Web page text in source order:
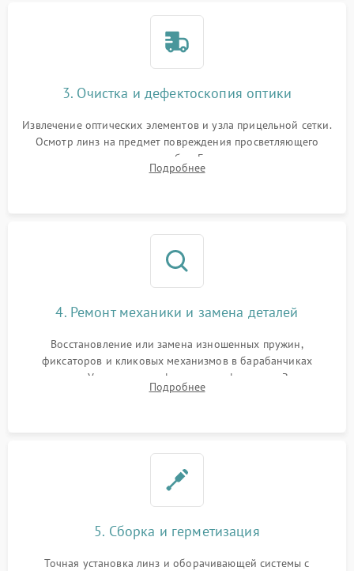
3. Очистка и дефектоскопия оптики
Извлечение оптических элементов и узла прицельной сетки.
Осмотр линз на предмет повреждения просветляющего
покрытия или появления грибка. Бережная очистка стекол
спецрастворами. Проверка целостности гравированной
Подробнее
4. Ремонт механики и замена деталей
Восстановление или замена изношенных пружин,
фиксаторов и кликовых механизмов в барабанчиках
поправок. Устранение люфтов в трансфокаторе. Замена
поврежденных линз, разбитой сетки или восстановление
Подробнее
5. Сборка и герметизация
Точная установка линз и оборачивающей системы с